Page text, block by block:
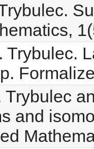
Trybulec.
and